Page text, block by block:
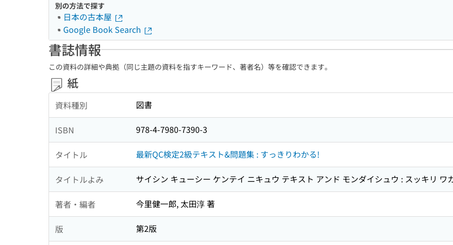
別の方法で探す
日本の古本屋
Google Book Search
書誌情報
この資料の詳細や典拠（同じ主題の資料を指すキーワード、著者名）等を確認できます。
紙
資料種別 図書
ISBN 978-4-7980-7390-3
タイトル 最新QC検定2級テキスト&問題集 : すっきりわかる!
タイトルよみ サイシン キューシー ケンテイ ニキュウ テキスト アンド モンダイシュウ : スッキリ ワ
著者・編者 今里健一郎, 太田淳 著
版 第2版